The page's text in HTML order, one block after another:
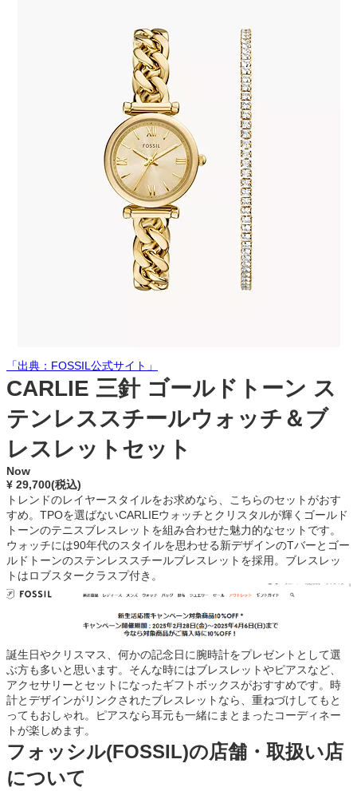
「出典：FOSSIL公式サイト」
CARLIE 三針 ゴールドトーン ス
テンレススチールウォッチ＆ブ
レスレットセット
Now
¥ 29,700(税込)
トレンドのレイヤースタイルをお求めなら、こちらのセットがおす
すめ。TPOを選ばないCARLIEウォッチとクリスタルが輝くゴールド
トーンのテニスブレスレットを組み合わせた魅力的なセットです。
ウォッチには90年代のスタイルを思わせる新デザインのTバーとゴー
ルドトーンのステンレススチールブレスレットを採用。ブレスレッ
トはロブスタークラスプ付き。
誕生日やクリスマス、何かの記念日に腕時計をプレゼントとして選
ぶ方も多いと思います。そんな時にはブレスレットやピアスなど、
アクセサリーとセットになったギフトボックスがおすすめです。時
計とデザインがリンクされたブレスレットなら、重ねづけしてもと
ってもおしゃれ。ピアスなら耳元も一緒にまとまったコーディネー
トが楽しめます。
フォッシル(FOSSIL)の店舗・取扱い店
について